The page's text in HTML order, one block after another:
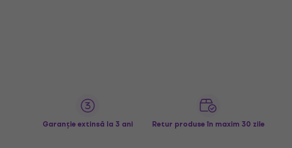
Garanție extinsă la 3 ani Retur produse în maxim 30 zile